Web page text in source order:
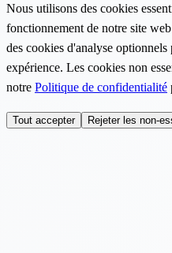
Nous utilisons des cookies
fonctionnement de notre site
des cookies d'analyse
expérience. Les cookies non
notre Politique de confidentialité
Tout accepter Rejeter les non-